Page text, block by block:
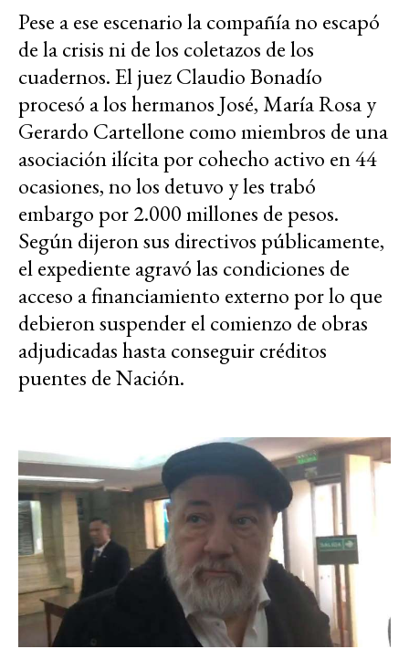
Pese a ese escenario la compañía no escapó
de la crisis ni de los coletazos de los
cuadernos. El juez Claudio Bonadío
procesó a los hermanos José, María Rosa y
Gerardo Cartellone como miembros de una
asociación ilícita por cohecho activo en 44
ocasiones, no los detuvo y les trabó
embargo por 2.000 millones de pesos.
Según dijeron sus directivos públicamente,
el expediente agravó las condiciones de
acceso a financiamiento externo por lo que
debieron suspender el comienzo de obras
adjudicadas hasta conseguir créditos
puentes de Nación.